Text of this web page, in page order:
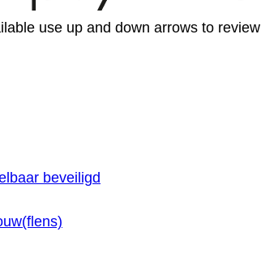
use up and down arrows to
beveiligd